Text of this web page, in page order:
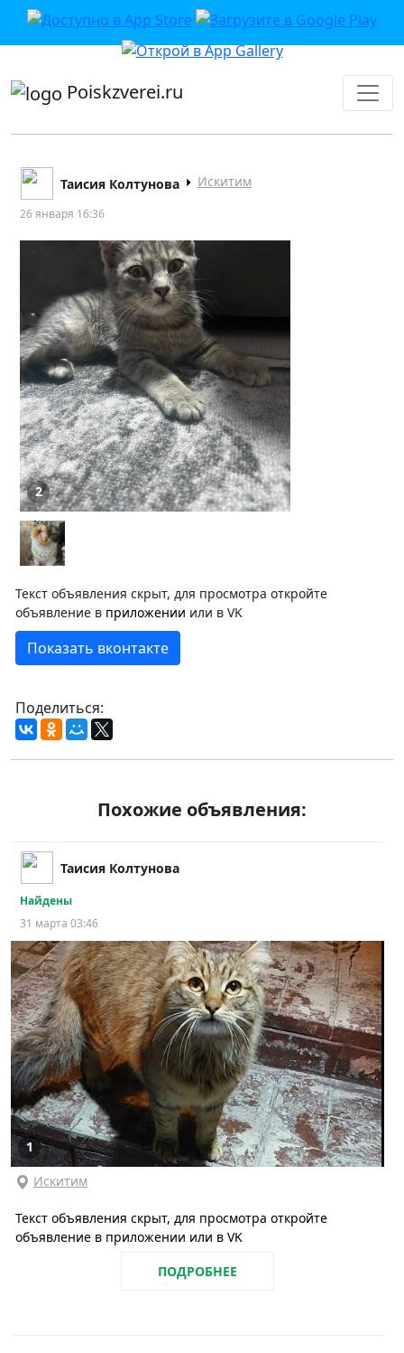
приложении или в VK">
Poiskzverei.ru
Таисия Колтунова Искитим
26 января 16:36
2
Текст объявления скрыт, для просмотра откройте
объявление в приложении или в VK
Показать вконтакте
Поделиться:
Похожие объявления:
Таисия Колтунова
Найдены
31 марта 03:46
1
Искитим
Текст объявления скрыт, для просмотра откройте
объявление в приложении или в VK
ПОДРОБНЕЕ